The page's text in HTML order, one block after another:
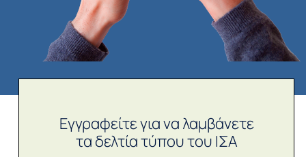
Εγγραφείτε για να λαμβάνετε
τα δελτία τύπου του ΙΣΑ